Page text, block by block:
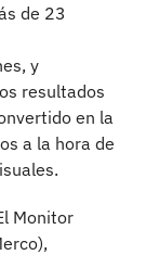
de 23
y
resultados
en la
a la hora de
Monitor